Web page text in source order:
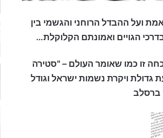
ועל ההבדל הרוחני והגשמי בין
הגויים ואמונתם הקלוקלת…
זו כמו שאומר העולם – "סטירה
גדולת ויקרת נשמות ישראל וגודל
ברסלב